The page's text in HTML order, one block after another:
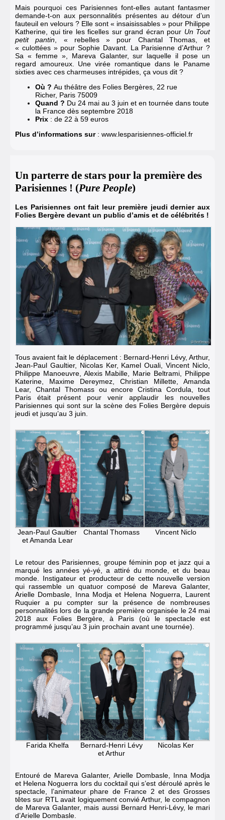
Mais pourquoi ces Parisiennes font-elles autant fantasmer
demande-t-on aux personnalités présentes au détour d’un
fauteuil en velours ? Elle sont « insaisissables » pour Philippe
Katherine, qui tire les ficelles sur grand écran pour Un Tout
petit pantin, « rebelles » pour Chantal Thomas, et
« culottées » pour Sophie Davant. La Parisienne d’Arthur ?
Sa « femme », Mareva Galanter, sur laquelle il pose un
regard amoureux. Une virée romantique dans le Paname
sixties avec ces charmeuses intrépides, ça vous dit ?
Où ? Au théâtre des Folies Bergères, 22 rue
Richer, Paris 75009
Quand ? Du 24 mai au 3 juin et en tournée dans toute
la France dès septembre 2018
Prix : de 22 à 59 euros
Plus d’informations sur: www.lesparisiennes-officiel.fr
Un parterre de stars pour la première des
Parisiennes ! (Pure People)
Les Parisiennes ont fait leur première jeudi dernier aux
Folies Bergère devant un public d’amis et de célébrités !
Tous avaient fait le déplacement : Bernard-Henri Lévy, Arthur,
Jean-Paul Gaultier, Nicolas Ker, Kamel Ouali, Vincent Niclo,
Philippe Manoeuvre, Alexis Mabille, Marie Beltrami, Philippe
Katerine, Maxime Dereymez , Christian Millette, Amanda
Lear, Chantal Thomass ou encore Cristina Cordula, tout
Paris était présent pour venir applaudir les nouvelles
Parisiennes qui sont sur la scène des Folies Bergère depuis
jeudi et jusqu’au 3 juin.
Jean-Paul Gaultier
et Amanda Lear
Chantal Thomass Vincent Niclo
Le retour des Parisiennes, groupe féminin pop et jazz qui a
marqué les années yé-yé, a attiré du monde, et du beau
monde. Instigateur et producteur de cette nouvelle version
qui rassemble un quatuor composé de Mareva Galanter,
Arielle Dombasle, Inna Modja et Helena Noguerra, Laurent
Ruquier a pu compter sur la présence de nombreuses
personnalités lors de la grande première organisée le 24 mai
2018 aux Folies Bergère, à Paris (où le spectacle est
programmé jusqu’au 3 juin prochain avant une tournée).
Farida Khelfa
Bernard-Henri Lévy
et Arthur
Nicolas Ker
Entouré de Mareva Galanter, Arielle Dombasle, Inna Modja
et Helena Noguerra lors du cocktail qui s’est déroulé après le
spectacle, l’animateur phare de France 2 et des Grosses
têtes sur RTL avait logiquement convié Arthur, le compagnon
de Mareva Galanter, mais aussi Bernard Henri-Lévy, le mari
d’Arielle Dombasle.